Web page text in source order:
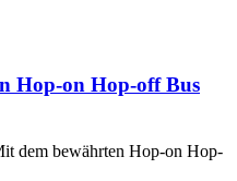
Hop-on Hop-off Bus
dem bewährten Hop-on Hop-